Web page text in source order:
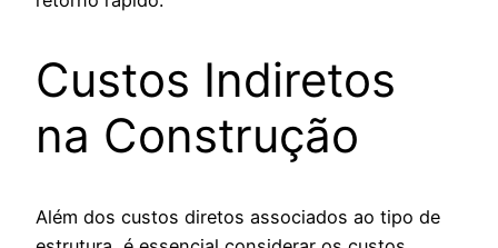
Custos Indiretos
na Construção
Além dos custos diretos associados ao tipo de